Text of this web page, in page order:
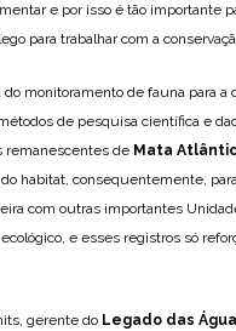
e por isso é tão importante
para trabalhar com a
monitoramento de fauna para a
de pesquisa científica e
remanescentes de Mata
habitat, consequentemente,
com outras importantes
e esses registros só
gerente do Legado das